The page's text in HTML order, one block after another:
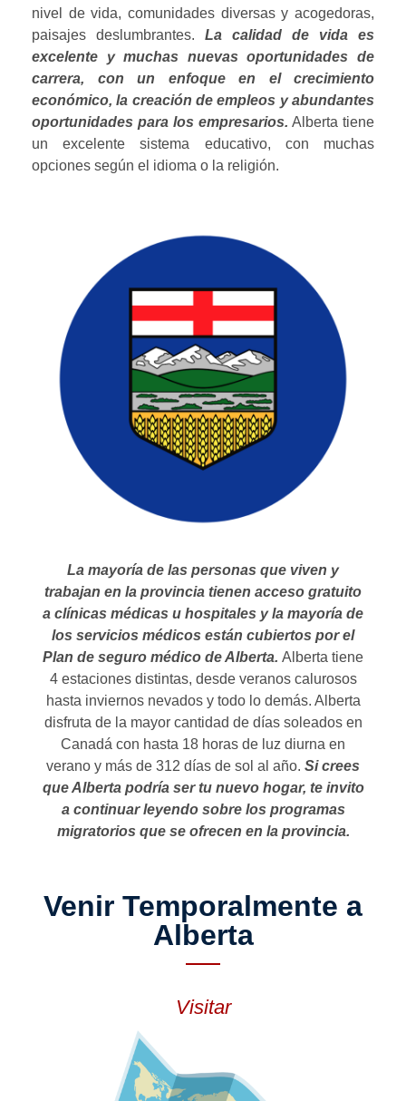
nivel de vida, comunidades diversas y acogedoras,
paisajes deslumbrantes. La calidad de vida es
excelente y muchas nuevas oportunidades de
carrera, con un enfoque en el crecimiento
económico, la creación de empleos y abundantes
oportunidades para los empresarios. Alberta tiene
un excelente sistema educativo, con muchas
opciones según el idioma o la religión.
La mayoría de las personas que viven y
trabajan en la provincia tienen acceso gratuito
a clínicas médicas u hospitales y la mayoría de
los servicios médicos están cubiertos por el
Plan de seguro médico de Alberta. Alberta tiene
4 estaciones distintas, desde veranos calurosos
hasta inviernos nevados y todo lo demás. Alberta
disfruta de la mayor cantidad de días soleados en
Canadá con hasta 18 horas de luz diurna en
verano y más de 312 días de sol al año. Si crees
que Alberta podría ser tu nuevo hogar, te invito
a continuar leyendo sobre los programas
migratorios que se ofrecen en la provincia.
Venir Temporalmente a
Alberta
Visitar